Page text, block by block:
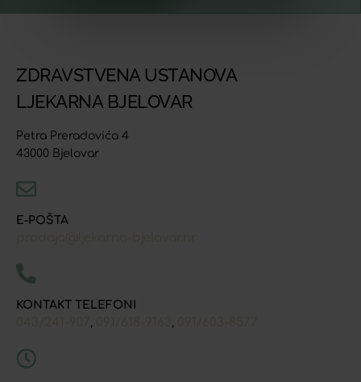
ZDRAVSTVENA USTANOVA
LJEKARNA BJELOVAR
Petra Preradovića 4
43000 Bjelovar
E-POŠTA
KONTAKT TELEFONI